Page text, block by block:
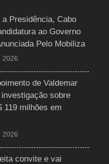
a Presidência, Cabo
ao Governo
Pelo Mobiliza
2026
de Valdemar
sobre
119 milhões em
2026
convite e vai